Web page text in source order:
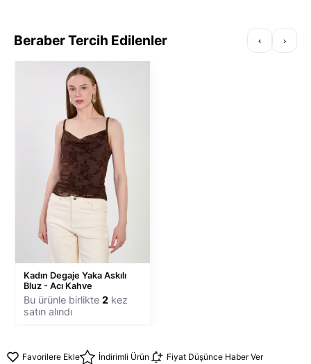
Beraber Tercih Edilenler ‹ ›
Kadın Degaje Yaka Askılı
Bluz - Acı Kahve
Bu ürünle birlikte 2 kez
satın alındı
Favorilere Ekle İndirimli Ürün Fiyat Düşünce Haber Ver